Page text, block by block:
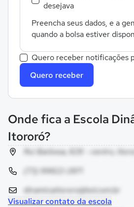
desejava
Preencha seus dados, e a
quando a bolsa estiver
Quero receber notificações
Quero receber
Onde fica a Escola
Itororó?
Rui Barbosa, 828 - centro,
(73) 99822-2871
dinamicaitororo@bol.com.br
Visualizar contato da escola